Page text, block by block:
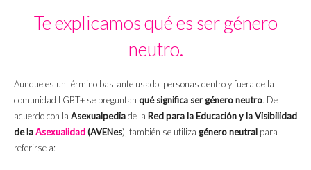
Te explicamos qué es ser género
neutro.
Aunque es un término bastante usado, personas dentro y fuera de la
comunidad LGBT+ se preguntan qué significa ser género neutro. De
acuerdo con la Asexualpediade la Red para la Educación y la Visibilidad
de laAsexualidad(AVENes), también se utiliza género neutral para
referirse a: